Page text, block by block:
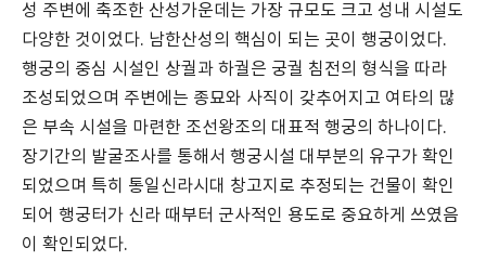
성 주변에 축조한 산성가운데는 가장 규모도 크고 성내 시설도
다양한 것이었다. 남한산성의 핵심이 되는 곳이 행궁이었다.
행궁의 중심 시설인 상궐과 하궐은 궁궐 침전의 형식을 따라
조성되었으며 주변에는 종묘와 사직이 갖추어지고 여타의 많
은 부속 시설을 마련한 조선왕조의 대표적 행궁의 하나이다.
장기간의 발굴조사를 통해서 행궁시설 대부분의 유구가 확인
되었으며 특히 통일신라시대 창고지로 추정되는 건물이 확인
되어 행궁터가 신라 때부터 군사적인 용도로 중요하게 쓰였음
이 확인되었다.